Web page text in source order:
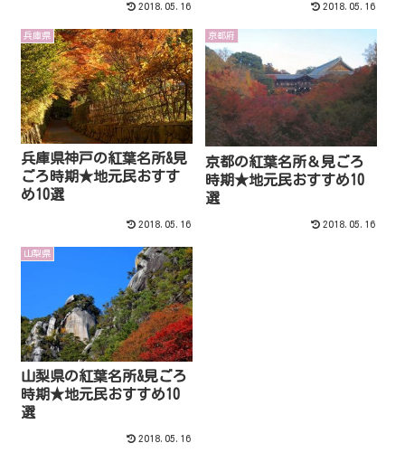
2018.05.16 2018.05.16
兵庫県
兵庫県神戸の紅葉名所&見
ごろ時期★地元民おすす
め10選
2018.05.16
京都府
京都の紅葉名所＆見ごろ
時期★地元民おすすめ10
選
2018.05.16
山梨県
山梨県の紅葉名所&見ごろ
時期★地元民おすすめ10
選
2018.05.16